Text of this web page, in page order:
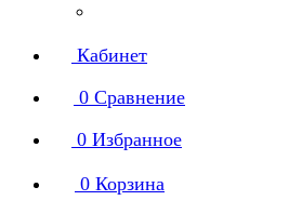
Кабинет
0 Сравнение
0 Избранное
0 Корзина